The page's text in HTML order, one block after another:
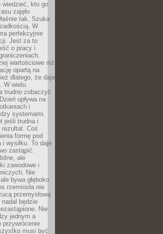
wiedzieć, kto go
zajęło
tak. Szuka
W
perfekcyjnie
Jest za to
o pracy i
wartościowe niż
opartą na
dlatego, że daje
W wielu
trudno zobaczyć
upływa na
i
systemami.
jeśli trudna i
Coś
formę pod
i wysiłku. To daje
zastąpić.
ale
zawodowe i
Nie
bywa głęboko
rzemiosła nie
przemysłową
będzie
Nie
jednym a
przywrócenie
musi być